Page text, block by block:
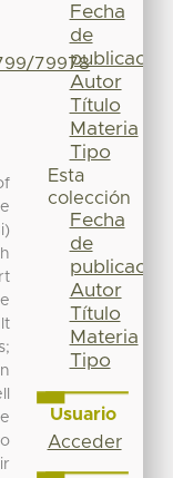
79978
Fecha
de
publicación
Autor
Título
Materia
Tipo
Esta
colección
Fecha
de
publicación
Autor
Título
Materia
Tipo
Usuario
Acceder